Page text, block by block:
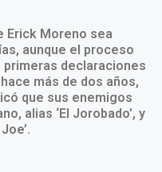
Erick Moreno sea
aunque el proceso
primeras declaraciones
más de dos años,
que sus enemigos
alias ‘El Jorobado’, y